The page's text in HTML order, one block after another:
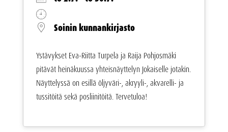
Soinin kunnankirjasto
Ystävykset Eva-Riitta Turpela ja Raija Pohjosmäki
pitävät heinäkuussa yhteisnäyttelyn Jokaiselle jotakin.
Näyttelyssä on esillä öljyväri-, akryyli-, akvarelli- ja
tussitöitä sekä posliinitöitä. Tervetuloa!